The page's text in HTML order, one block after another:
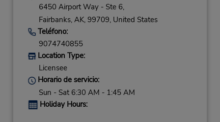
6450 Airport Way - Ste 6,
Fairbanks, AK, 99709, United States
Teléfono:
9074740855
Location Type:
Licensee
Horario de servicio:
Sun - Sat 6:30 AM - 1:45 AM
Holiday Hours: